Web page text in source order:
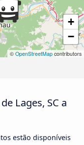
+
−
© OpenStreetMap contributors
Lages, SC a
estão disponíveis